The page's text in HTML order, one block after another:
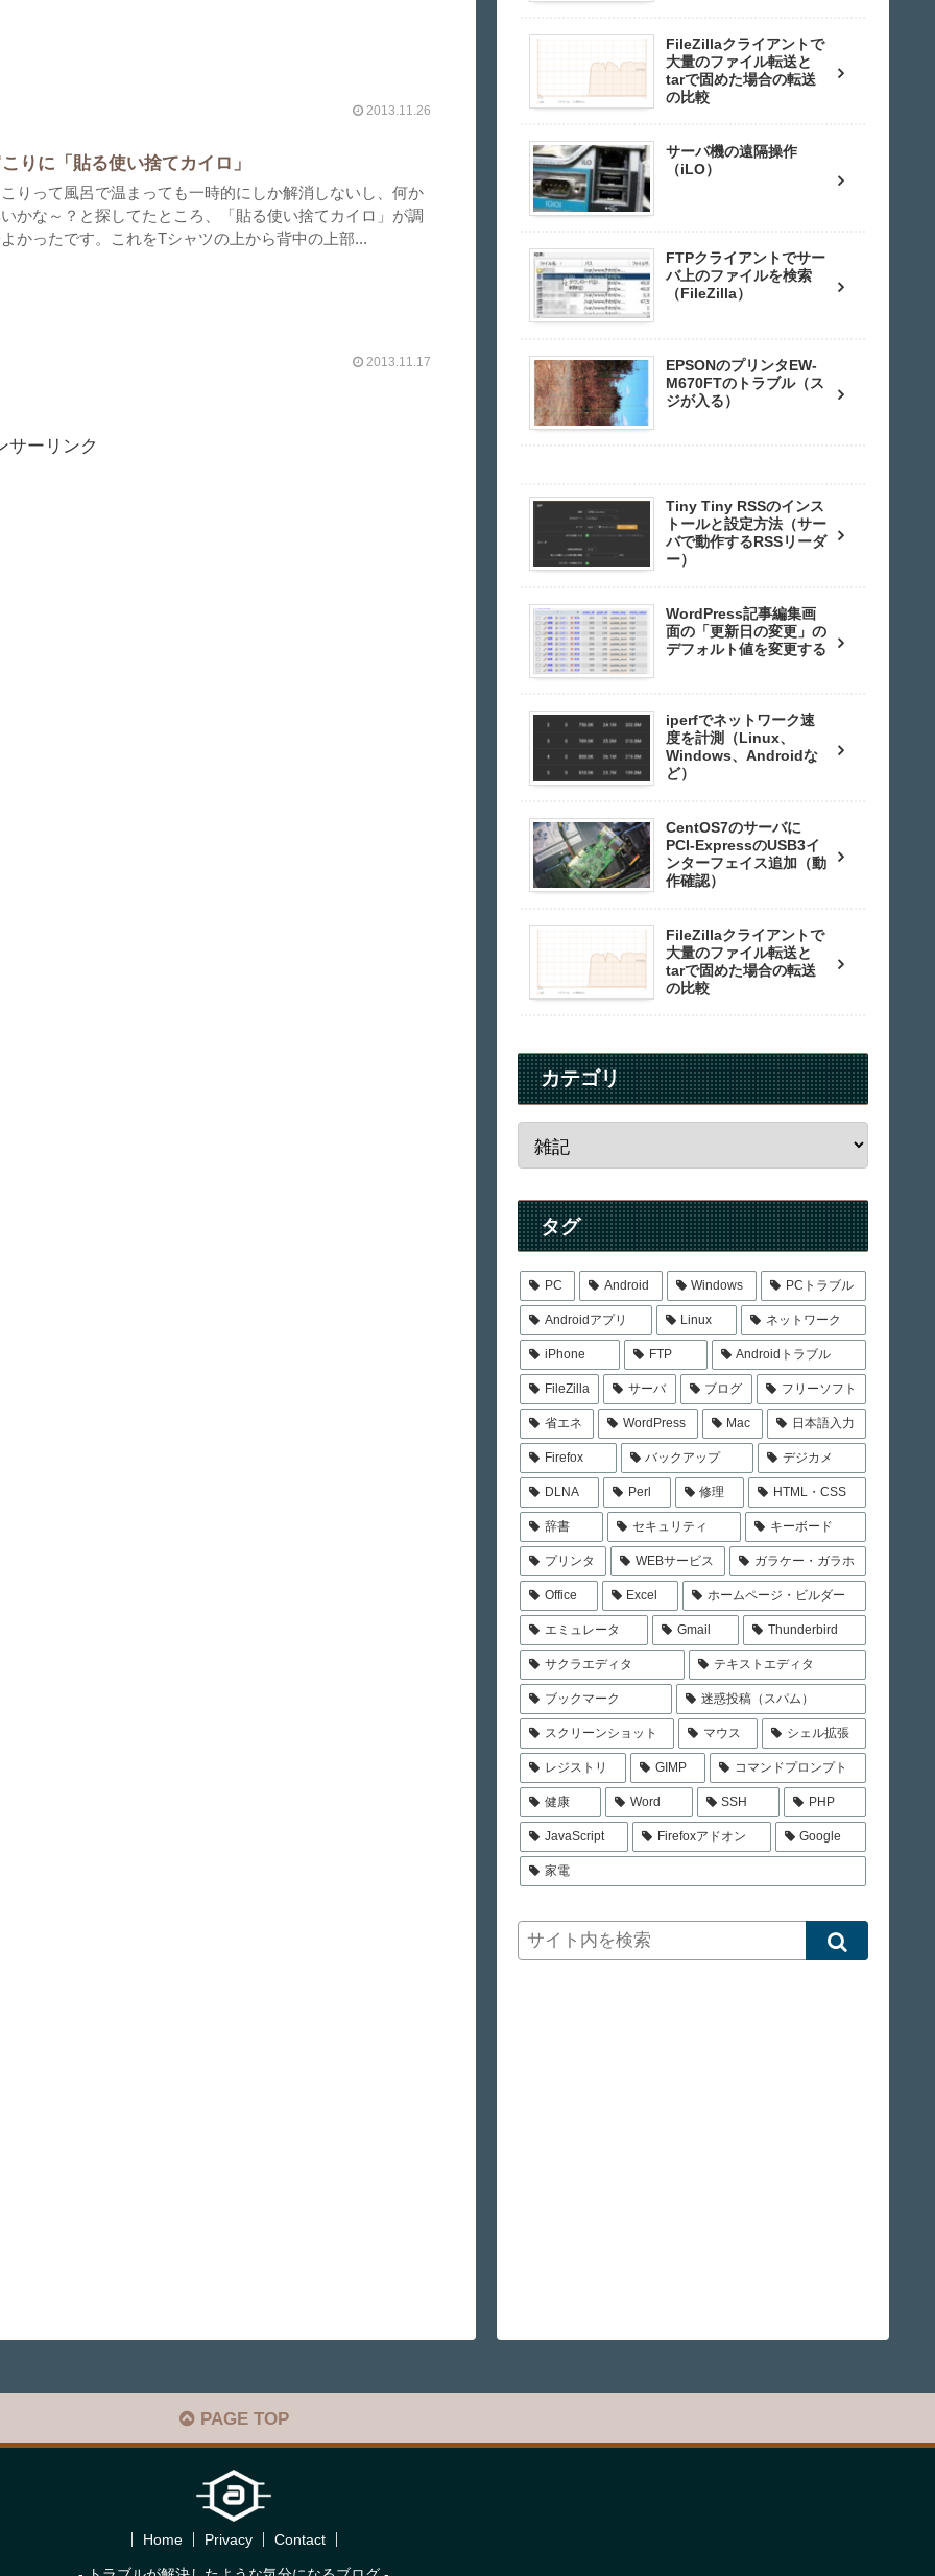
2013.11.26
りに「貼る使い捨てカイロ」
りって風呂で温まっても一時的にしか解消しないし、何か
かな～？と探してたところ、「貼る使い捨てカイロ」が調
かったです。これをTシャツの上から背中の上部...
2013.11.17
サーリンク
FileZillaクライアントで
大量のファイル転送と
tarで固めた場合の転送
の比較
サーバ機の遠隔操作
（iLO）
FTPクライアントでサー
バ上のファイルを検索
（FileZilla）
EPSONのプリンタEW-
M670FTのトラブル（ス
ジが入る）
Tiny Tiny RSSのインス
トールと設定方法（サー
バで動作するRSSリーダ
ー）
WordPress記事編集画
面の「更新日の変更」の
デフォルト値を変更する
iperfでネットワーク速
度を計測（Linux、
Windows、Androidな
ど）
CentOS7のサーバに
PCI-ExpressのUSB3イ
ンターフェイス追加（動
作確認）
FileZillaクライアントで
大量のファイル転送と
tarで固めた場合の転送
の比較
カテゴリ
タグ
PC Android Windows PCトラブル
Androidアプリ Linux ネットワーク
iPhone FTP Androidトラブル
FileZilla サーバ ブログ フリーソフト
省エネ WordPress Mac 日本語入力
Firefox バックアップ デジカメ
DLNA Perl 修理 HTML・CSS
辞書 セキュリティ キーボード
プリンタ WEBサービス ガラケー・ガラホ
Office Excel ホームページ・ビルダー
エミュレータ Gmail Thunderbird
サクラエディタ テキストエディタ
ブックマーク 迷惑投稿（スパム）
スクリーンショット マウス シェル拡張
レジストリ GIMP コマンドプロンプト
健康 Word SSH PHP
JavaScript Firefoxアドオン Google
家電
PAGE TOP
Home Privacy Contact